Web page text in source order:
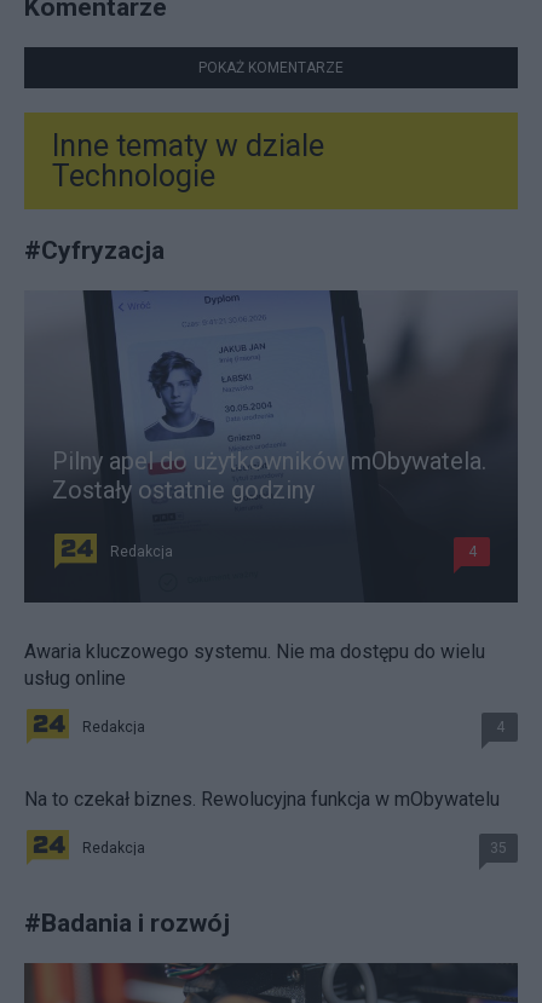
Komentarze
POKAŻ KOMENTARZE
Inne tematy w dziale
Technologie
#Cyfryzacja
Pilny apel do użytkowników mObywatela.
Zostały ostatnie godziny
Redakcja 4
Awaria kluczowego systemu. Nie ma dostępu do wielu
usług online
Redakcja 4
Na to czekał biznes. Rewolucyjna funkcja w mObywatelu
Redakcja 35
#Badania i rozwój